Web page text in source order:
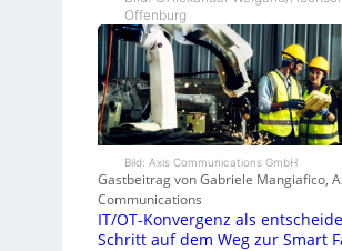
Offenburg
Bild: Axis Communications GmbH
Gastbeitrag von Gabriele Mangiafico,
Communications
IT/OT-Konvergenz als
Schritt auf dem Weg zur Smart